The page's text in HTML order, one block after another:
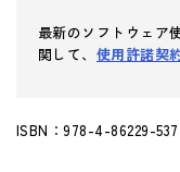
最新のソフトウェア
関して、 使用許諾契
ISBN：978-4-86229-